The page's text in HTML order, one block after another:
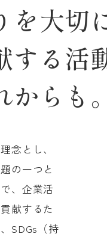
大切に
する活
らも。
念とし、
の一つと
、企業活
献するた
SDGs（持